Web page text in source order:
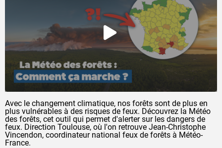
Avec le changement climatique, nos forêts sont de plus en
plus vulnérables à des risques de feux. Découvrez la Météo
des forêts, cet outil qui permet d'alerter sur les dangers de
feux. Direction Toulouse, où l'on retrouve Jean-Christophe
Vincendon, coordinateur national feux de forêts à Météo-
France.